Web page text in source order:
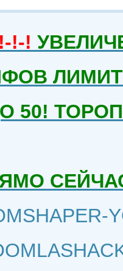
!-!
50!